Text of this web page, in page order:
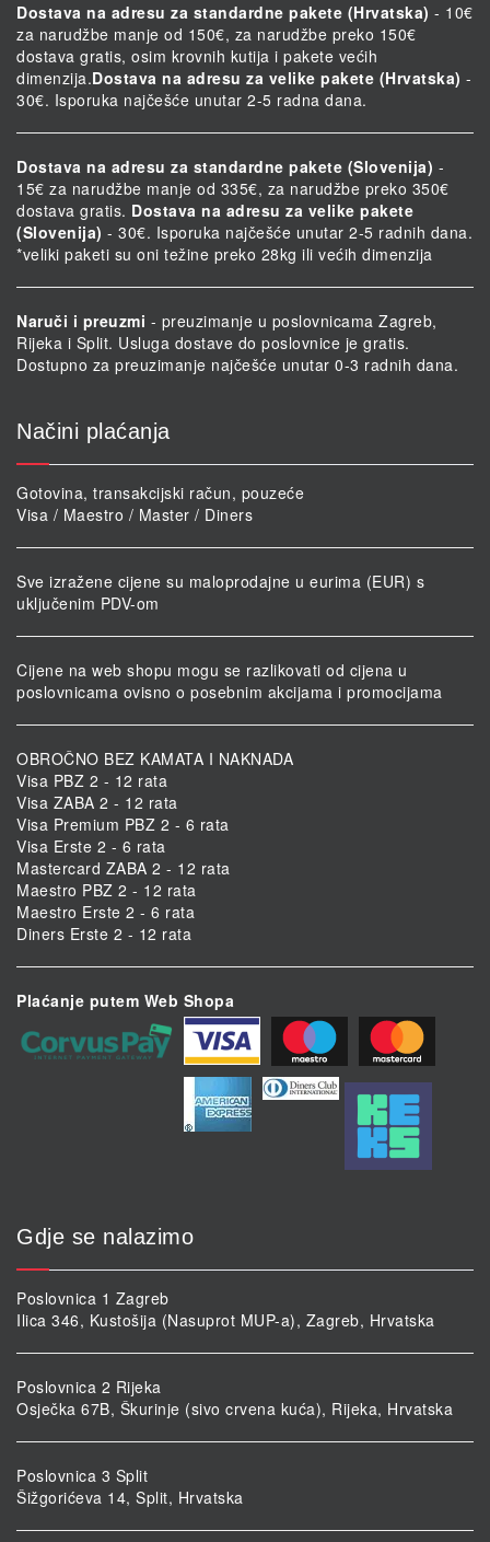
Dostava na adresu za standardne pakete (Hrvatska) - 10€
za narudžbe manje od 150€, za narudžbe preko 150€
dostava gratis, osim krovnih kutija i pakete većih
dimenzija.Dostava na adresu za velike pakete (Hrvatska) -
30€. Isporuka najčešće unutar 2-5 radna dana.
Dostava na adresu za standardne pakete (Slovenija) -
15€ za narudžbe manje od 335€, za narudžbe preko 350€
dostava gratis. Dostava na adresu za velike pakete
(Slovenija) - 30€. Isporuka najčešće unutar 2-5 radnih dana.
*veliki paketi su oni težine preko 28kg ili većih dimenzija
Naruči i preuzmi - preuzimanje u poslovnicama Zagreb,
Rijeka i Split. Usluga dostave do poslovnice je gratis.
Dostupno za preuzimanje najčešće unutar 0-3 radnih dana.
Načini plaćanja
Gotovina, transakcijski račun, pouzeće
Visa / Maestro / Master / Diners
Sve izražene cijene su maloprodajne u eurima (EUR) s
uključenim PDV-om
Cijene na web shopu mogu se razlikovati od cijena u
poslovnicama ovisno o posebnim akcijama i promocijama
OBROČNO BEZ KAMATA I NAKNADA
Visa PBZ 2 - 12 rata
Visa ZABA 2 - 12 rata
Visa Premium PBZ 2 - 6 rata
Visa Erste 2 - 6 rata
Mastercard ZABA 2 - 12 rata
Maestro PBZ 2 - 12 rata
Maestro Erste 2 - 6 rata
Diners Erste 2 - 12 rata
Plaćanje putem Web Shopa
Gdje se nalazimo
Poslovnica 1 Zagreb
Ilica 346, Kustošija (Nasuprot MUP-a), Zagreb, Hrvatska
Poslovnica 2 Rijeka
Osječka 67B, Škurinje (sivo crvena kuća), Rijeka, Hrvatska
Poslovnica 3 Split
Šižgorićeva 14, Split, Hrvatska